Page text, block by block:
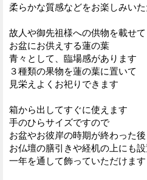
柔らかな質感などをお楽しみい
故人や御先祖様への供物を載せて
お盆にお供えする蓮の葉
青々として、臨場感があります
３種類の果物を蓮の葉に置いて
見栄えよくお祀りできます
箱から出してすぐに使えます
手のひらサイズですので
お盆やお彼岸の時期が終わった後
お仏壇の膳引きや経机の上にも設
一年を通して飾っていただけます